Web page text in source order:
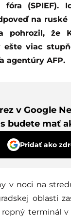
fóra (SPIEF).
na
pohrozil, že
ešte viac
agentúry AFP.
v Google
budete mať
Pridať ako
v noci na
oblasti
terminál v